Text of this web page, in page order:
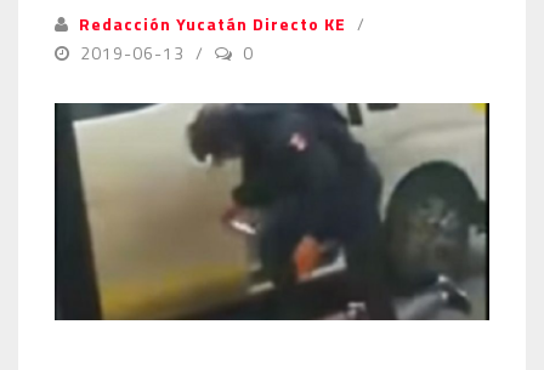
Redacción Yucatán Directo KE
2019-06-13
0